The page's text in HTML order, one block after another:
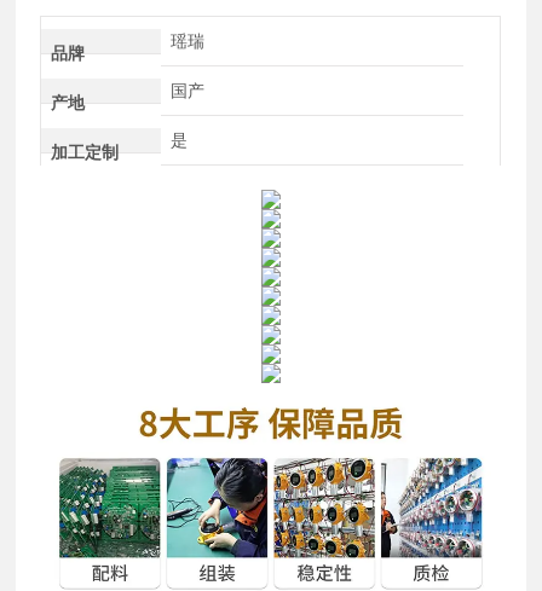
品牌
瑶瑞
产地
国产
加工定制
是